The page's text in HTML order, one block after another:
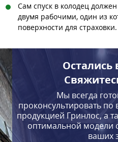
Сам спуск в колодец
двумя рабочими, один из
поверхности для страховки.
Остались
Мы всегда
проконсультировать
продукцией Гринлос, а
оптимальной модели
ваших